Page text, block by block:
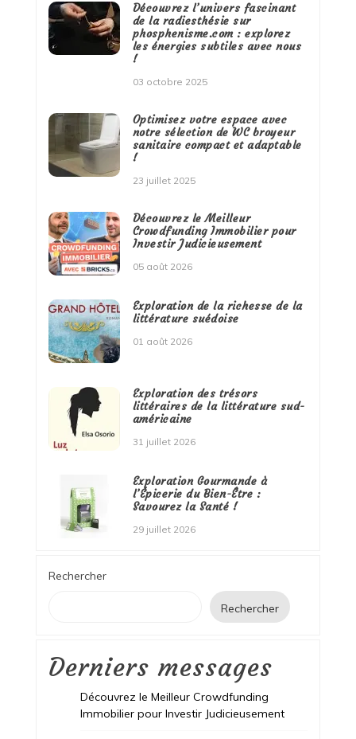
Découvrez l’univers fascinant
de la radiesthésie sur
phosphenisme.com : explorez
les énergies subtiles avec nous
!
03 octobre 2025
Optimisez votre espace avec
notre sélection de WC broyeur
sanitaire compact et adaptable
!
23 juillet 2025
Découvrez le Meilleur
Crowdfunding Immobilier pour
Investir Judicieusement
05 août 2026
Exploration de la richesse de la
littérature suédoise
01 août 2026
Exploration des trésors
littéraires de la littérature sud-
américaine
31 juillet 2026
Exploration Gourmande à
l’Épicerie du Bien-Être :
Savourez la Santé !
29 juillet 2026
Rechercher
Rechercher
Derniers messages
Découvrez le Meilleur Crowdfunding
Immobilier pour Investir Judicieusement